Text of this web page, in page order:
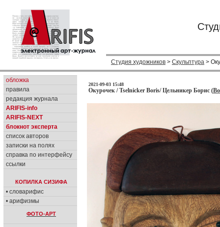
Студия художников > Скульптура >
обложка
правила
редакция журнала
ARIFIS-info
ARIFIS-NEXT
блокнот эксперта
список авторов
записки на полях
справка по интерфейсу
ссылки
КОПИЛКА СИЗИФА
• словарифис
• арифизмы
ФОТО-АРТ
2021-09-03 15:48
Окурочек / Tselnicker Boris/ Цельникер Борис (